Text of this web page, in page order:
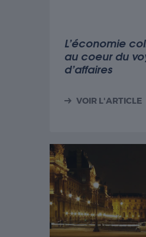
L’économie
au coeur du
d’affaires
VOIR L'ARTICLE